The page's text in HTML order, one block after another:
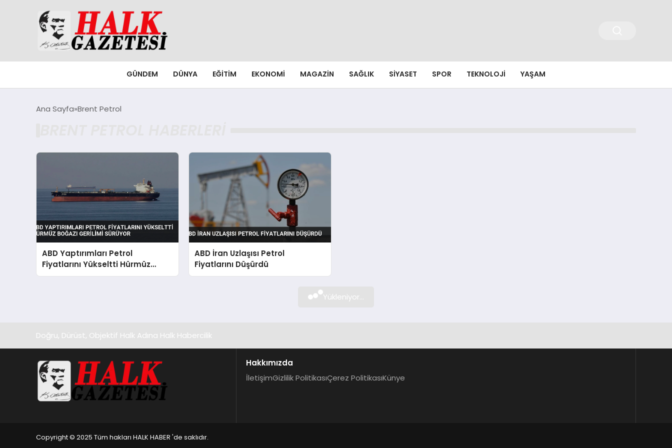
GÜNDEM DÜNYA EĞITIM EKONOMI MAGAZIN SAĞLIK SIYASET SPOR TEKNOLOJI YAŞAM
Ana Sayfa Brent Petrol
ABD Yaptırımları Petrol
Fiyatlarını Yükseltti Hürmüz
Boğazı Gerilimi Sürüyor
ABD İran Uzlaşısı Petrol
Fiyatlarını Düşürdü
Yükleniyor...
Doğru, Dürüst, Objektif Halk Adına Halk Habercilik
Hakkımızda
İletişimGizlilik PolitikasıÇerez PolitikasıKünye
Copyright © 2025 Tüm hakları HALK HABER 'de saklıdır.